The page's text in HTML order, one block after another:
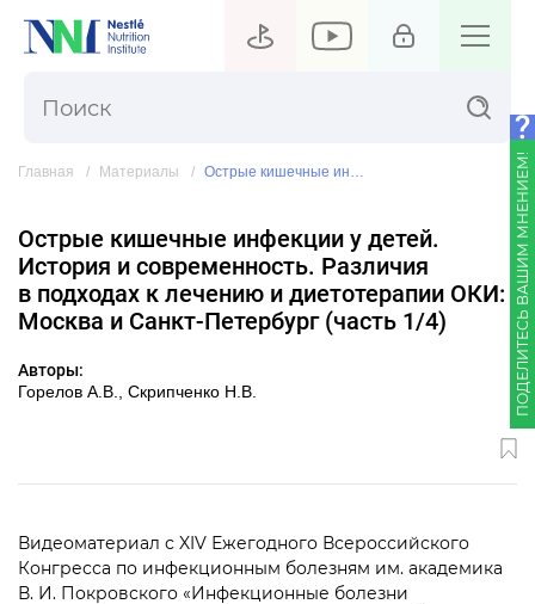
Главная Материалы Острые кишечные инфекции у детей. История и современность. Различия в подходах к лечению и диетотерапии ОКИ: Москва и Санкт-Петербург (часть 1/4)
Острые кишечные инфекции у детей.
История и современность. Различия
в подходах к лечению и диетотерапии ОКИ:
Москва и Санкт-Петербург (часть 1/4)
Авторы:
Горелов А.В., Скрипченко Н.В.
Видеоматериал с XIV Ежегодного Всероссийского
Конгресса по инфекционным болезням им. академика
В. И. Покровского «Инфекционные болезни
ПОДЕЛИТЕСЬ ВАШИМ МНЕНИЕМ!